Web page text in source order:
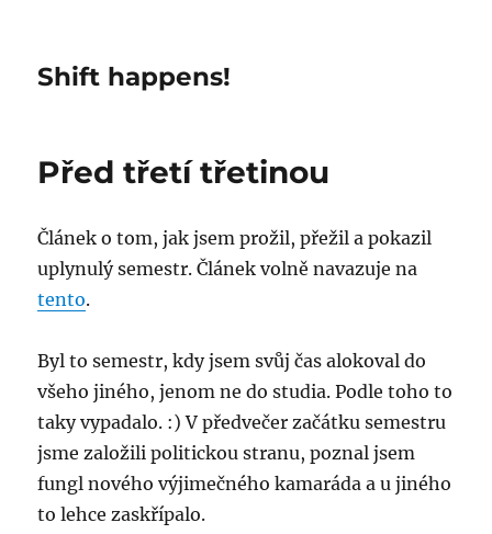
Shift happens!
Před třetí třetinou
Článek o tom, jak jsem prožil, přežil a pokazil
uplynulý semestr. Článek volně navazuje na
tento.
Byl to semestr, kdy jsem svůj čas alokoval do
všeho jiného, jenom ne do studia. Podle toho to
taky vypadalo. :) V předvečer začátku semestru
jsme založili politickou stranu, poznal jsem
fungl nového výjimečného kamaráda a u jiného
to lehce zaskřípalo.